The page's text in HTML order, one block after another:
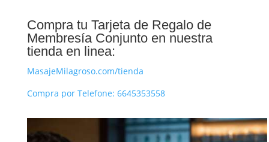
Compra tu Tarjeta de Regalo de
Membresía Conjunto en nuestra
tienda en linea:
MasajeMilagroso.com/tienda
Compra por Telefone: 6645353558